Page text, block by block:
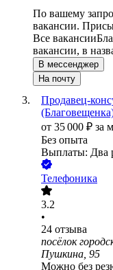
По вашему
вакансии.
Все вакансии
вакансии, в
В мессенджер
На почту
Продавец-
от 35 000 ₽ за
Без опыта
Выплаты: Два
Телефоника
3.2
•
24 отзыва
посёлок
Пушкина, 95
Можно без